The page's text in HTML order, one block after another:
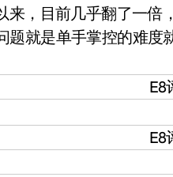
来，目前几乎翻了一
题就是单手掌控的难度